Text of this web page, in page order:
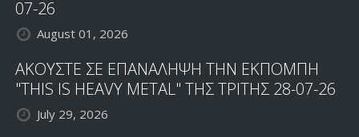
07-26
August 01, 2026
ΑΚΟΥΣΤΕ ΣΕ ΕΠΑΝΑΛΗΨΗ ΤΗΝ ΕΚΠΟΜΠΗ
"THIS IS HEAVY METAL" ΤΗΣ ΤΡΙΤΗΣ 28-07-26
July 29, 2026